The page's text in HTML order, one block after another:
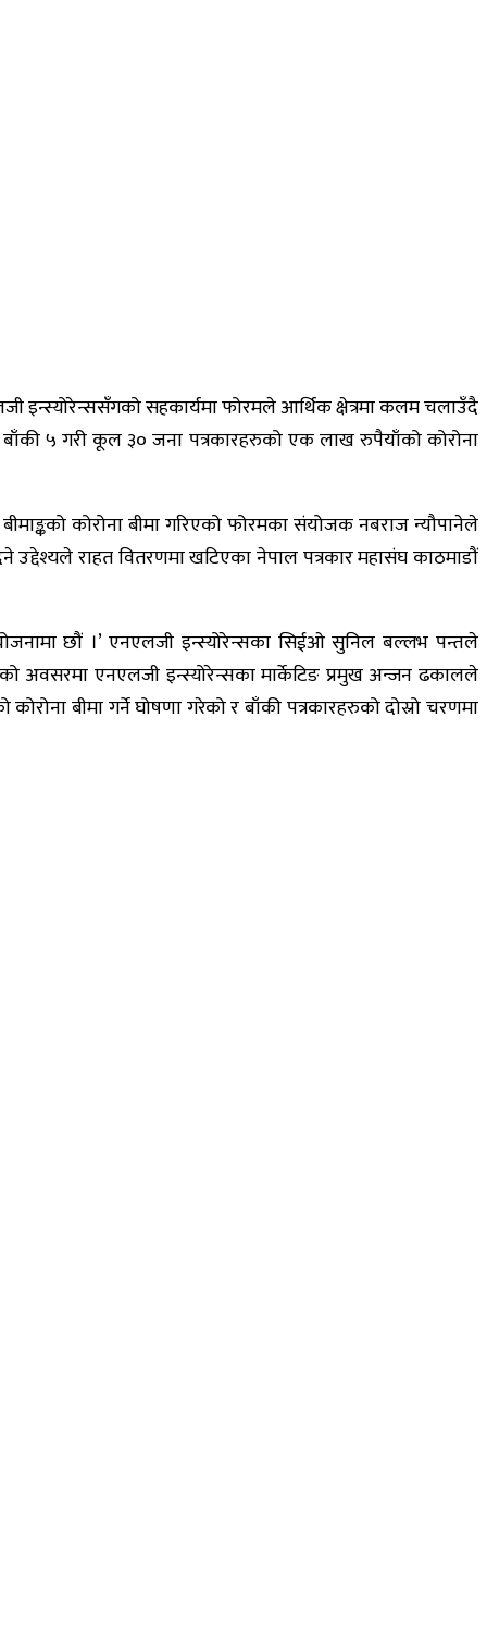
इन्स्योरेन्ससँगको सहकार्यमा फोरमले आर्थिक क्षेत्रमा कलम चलाउँदै
५ गरी कूल ३० जना पत्रकारहरुको एक लाख रुपैयाँको कोरोना
कोरोना बीमा गरिएको फोरमका संयोजक नबराज न्यौपानेले
उद्देश्यले राहत वितरणमा खटिएका नेपाल पत्रकार महासंघ काठमाडौं
छौं ।’ एनएलजी इन्स्योरेन्सका सिईओ सुनिल बल्लभ पन्तले
अवसरमा एनएलजी इन्स्योरेन्सका मार्केटिङ प्रमुख अन्जन ढकालले
बीमा गर्ने घोषणा गरेको र बाँकी पत्रकारहरुको दोस्रो चरणमा